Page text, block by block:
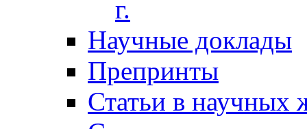
г.
Научные доклады
Препринты
Статьи в научных